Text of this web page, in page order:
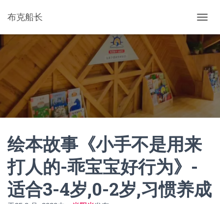
布克船长
换
航
绘本故事《小手不是用来
打人的-乖宝宝好行为》-
适合3-4岁,0-2岁,习惯养成